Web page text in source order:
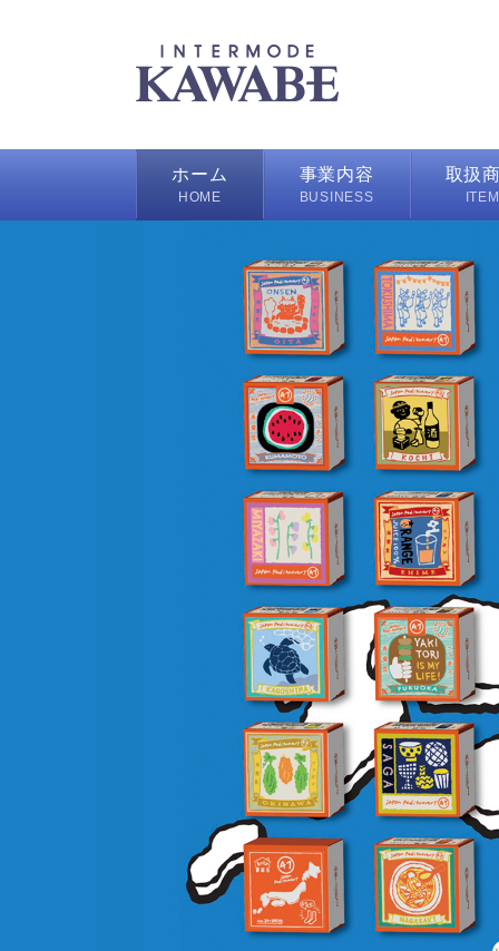
ホーム
HOME
事業内容
BUSINESS
取扱
ITEM
ハンカチ
スカーフ/
バッグ/ポ